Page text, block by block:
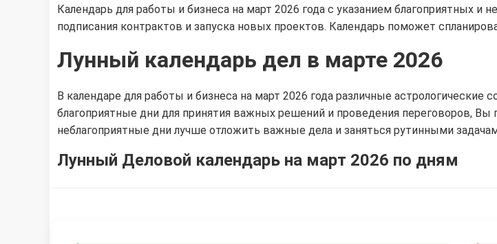
Календарь для работы и бизнеса на март 2026 года с указанием благоприятных
подписания контрактов и запуска новых проектов. Календарь поможет
Лунный календарь дел в марте 2026
В календаре для работы и бизнеса на март 2026 года различные
благоприятные дни для принятия важных решений и проведения переговоров,
неблагоприятные дни лучше отложить важные дела и заняться рутинными
Лунный Деловой календарь на март 2026 по дням